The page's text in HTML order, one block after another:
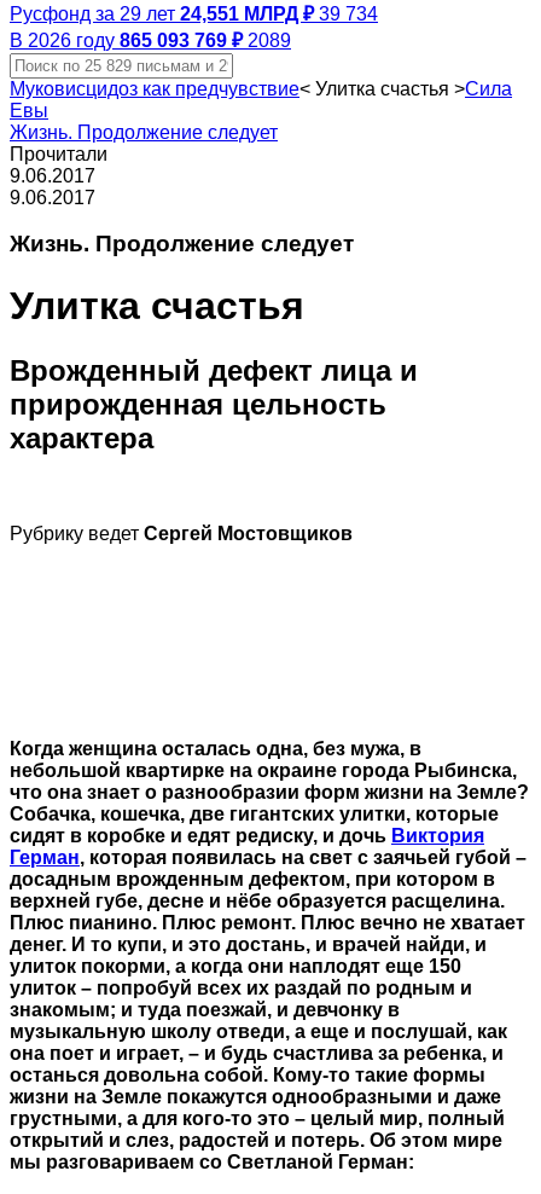
Русфонд за 29 лет 24,551 МЛРД ₽ 39 734
В 2026 году 865 093 769 ₽ 2089
Муковисцидоз как предчувствие< Улитка счастья >Сила
Евы
Жизнь. Продолжение следует
Прочитали
9.06.2017
9.06.2017
Жизнь. Продолжение следует
Улитка счастья
Врожденный дефект лица и
прирожденная цельность
характера
Рубрику ведет Сергей Мостовщиков
Когда женщина осталась одна, без мужа, в
небольшой квартирке на окраине города Рыбинска,
что она знает о разнообразии форм жизни на Земле?
Собачка, кошечка, две гигантских улитки, которые
сидят в коробке и едят редиску, и дочь Виктория
Герман, которая появилась на свет с заячьей губой –
досадным врожденным дефектом, при котором в
верхней губе, десне и нёбе образуется расщелина.
Плюс пианино. Плюс ремонт. Плюс вечно не хватает
денег. И то купи, и это достань, и врачей найди, и
улиток покорми, а когда они наплодят еще 150
улиток – попробуй всех их раздай по родным и
знакомым; и туда поезжай, и девчонку в
музыкальную школу отведи, а еще и послушай, как
она поет и играет, – и будь счастлива за ребенка, и
останься довольна собой. Кому-то такие формы
жизни на Земле покажутся однообразными и даже
грустными, а для кого-то это – целый мир, полный
открытий и слез, радостей и потерь. Об этом мире
мы разговариваем со Светланой Герман: